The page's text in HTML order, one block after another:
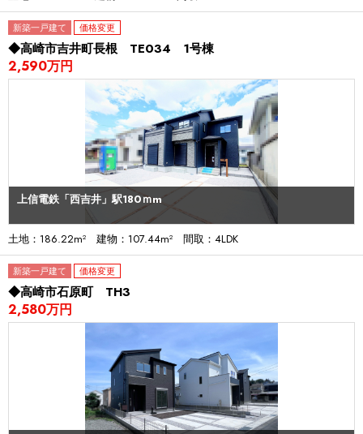
新築一戸建て 価格変更
◆高崎市吉井町長根 TE034 1号棟
2,590万円
上信電鉄「西吉井」駅180ｍm
土地：186.22m² 建物：107.44m² 間取：4LDK
新築一戸建て 価格変更
◆高崎市石原町 TH3
2,580万円